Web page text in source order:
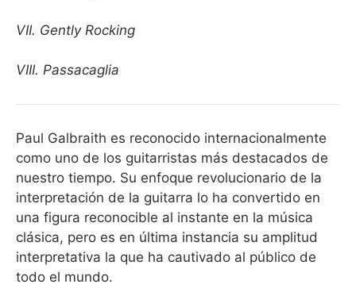
VII. Gently Rocking
VIII. Passacaglia
Paul Galbraith es reconocido internacionalmente
como uno de los guitarristas más destacados de
nuestro tiempo. Su enfoque revolucionario de la
interpretación de la guitarra lo ha convertido en
una figura reconocible al instante en la música
clásica, pero es en última instancia su amplitud
interpretativa la que ha cautivado al público de
todo el mundo.